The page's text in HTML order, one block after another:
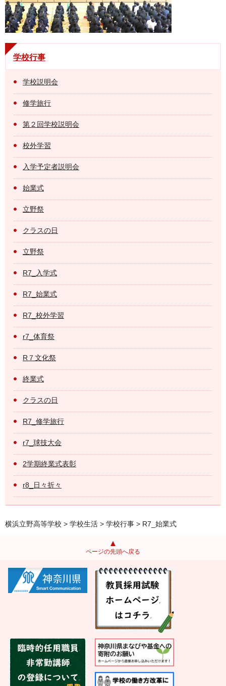
学校行事
学校説明会
修学旅行
第２回学校説明会
校外学習
入学予定者説明会
始業式
立野祭
クラスの日
立野祭
R7_入学式
R7_始業式
R7_校外学習
r7_体育祭
R７文化祭
終業式
クラスの日
R7_修学旅行
r7_球技大会
2学期終業式表彰
r8_日々折々
横浜立野高等学校 > 学校生活 > 学校行事 > R7_始業式
ページの先頭へ戻る